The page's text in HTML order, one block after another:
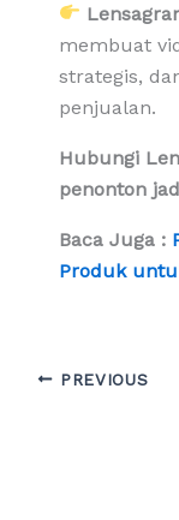
membuat
strategis,
penjualan.
Hubungi
penonton
Baca Juga :
Produk
PREVIOUS